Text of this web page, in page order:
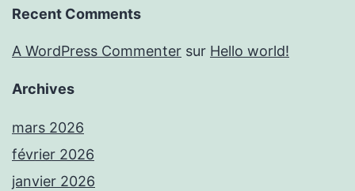
Recent Comments
A WordPress Commenter sur Hello world!
Archives
mars 2026
février 2026
janvier 2026